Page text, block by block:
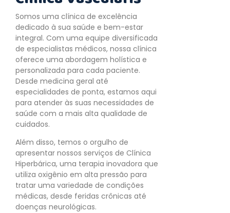
Somos uma clínica de excelência
dedicado à sua saúde e bem-estar
integral. Com uma equipe diversificada
de especialistas médicos, nossa clínica
oferece uma abordagem holística e
personalizada para cada paciente.
Desde medicina geral até
especialidades de ponta, estamos aqui
para atender às suas necessidades de
saúde com a mais alta qualidade de
cuidados.
Além disso, temos o orgulho de
apresentar nossos serviços de Clínica
Hiperbárica, uma terapia inovadora que
utiliza oxigênio em alta pressão para
tratar uma variedade de condições
médicas, desde feridas crônicas até
doenças neurológicas.